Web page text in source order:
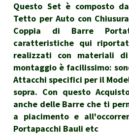
Questo Set è composto
Tetto per Auto con
Coppia di Barre
caratteristiche qui
realizzati con materiali
montaggio è facilissimo:
Attacchi specifici per il
sopra. Con questo
anche delle Barre che ti
a piacimento e
Portapacchi Bauli etc